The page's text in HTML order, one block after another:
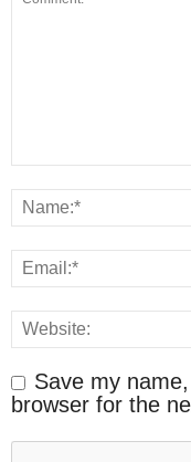
Save my
browser for the